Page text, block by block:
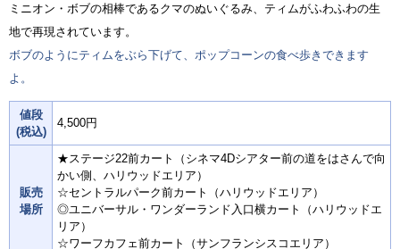
ミニオン・ボブの相棒であるクマのぬいぐるみ、ティムがふわふわの生
地で再現されています。
ボブのようにティムをぶら下げて、ポップコーンの食べ歩きできます
よ。
値段
(税込)
4,500円
販売
場所
★ステージ22前カート（シネマ4Dシアター前の道をはさんで向
かい側、ハリウッドエリア）
☆セントラルパーク前カート（ハリウッドエリア）
◎ユニバーサル・ワンダーランド入口横カート（ハリウッドエ
リア）
☆ワーフカフェ前カート（サンフランシスコエリア）